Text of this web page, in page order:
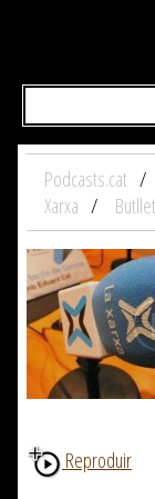
Podcasts.cat
Xarxa
Reproduir